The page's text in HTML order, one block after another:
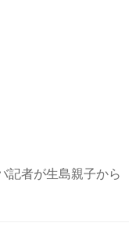
記者が生島親子から